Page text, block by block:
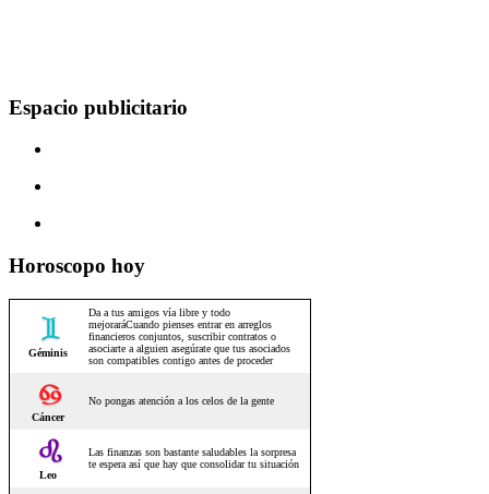
Espacio publicitario
Horoscopo hoy